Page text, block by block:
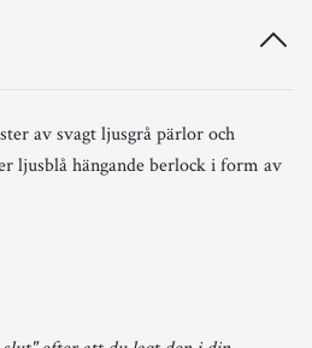
av svagt ljusgrå pärlor och
ljusblå hängande berlock i form av